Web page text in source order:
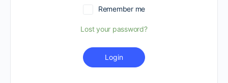
Remember me
Lost your password?
Login